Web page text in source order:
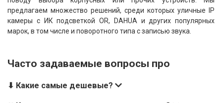
предлагаем множество решений, среди которых уличные IP
камеры с ИК подсветкой OR, DAHUA и других популярных
марок, в том числе и поворотного типа с записью звука.
Часто задаваемые вопросы про
⬇ Какие самые дешевые?